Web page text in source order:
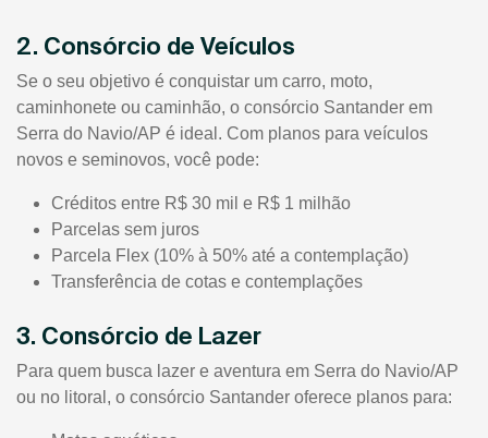
2. Consórcio de Veículos
Se o seu objetivo é conquistar um carro, moto,
caminhonete ou caminhão, o consórcio Santander em
Serra do Navio/AP é ideal. Com planos para veículos
novos e seminovos, você pode:
Créditos entre R$ 30 mil e R$ 1 milhão
Parcelas sem juros
Parcela Flex (10% à 50% até a contemplação)
Transferência de cotas e contemplações
3. Consórcio de Lazer
Para quem busca lazer e aventura em Serra do Navio/AP
ou no litoral, o consórcio Santander oferece planos para: